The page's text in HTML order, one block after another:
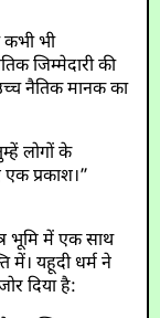
कभी भी
जिम्मेदारी की
नैतिक मानक का
लोगों के
एक प्रकाश।”
भूमि में एक साथ
में। यहूदी धर्म ने
दिया है: